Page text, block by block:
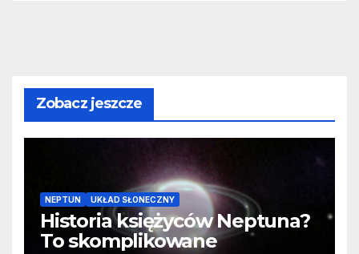
Zobacz jeszcze
NEPTUN UKŁAD SŁONECZNY
Historia księżyców Neptuna?
To skomplikowane